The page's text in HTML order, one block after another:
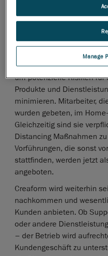
Creaform verpflichtet
Mitarbeiter und Kunden
Unternehmen folgt jeder
Behörden, die
zusätzliche
Logistik und andere
um potenzielle Risiken für
Produkte und
minimieren. Mitarbeiter,
wurden gebeten, im
Gleichzeitig sind sie
Distancing Maßnahmen
Vorführungen, die sonst
stattfinden, werden jetzt
angeboten.
Creaform wird weiterhin
nachkommen und
Kunden anbieten. Ob
oder andere
– der Betrieb wird
Kundengeschäft zu
Manage